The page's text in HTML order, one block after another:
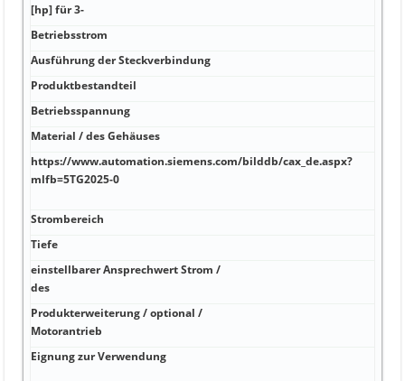
[hp] für 3-
Betriebsstrom
Ausführung der Steckverbindung
Produktbestandteil
Betriebsspannung
Material / des Gehäuses
https://www.automation.siemens.com/bilddb/cax_de.aspx?
mlfb=5TG2025-0
Strombereich
Tiefe
einstellbarer Ansprechwert Strom /
des
Produkterweiterung / optional /
Motorantrieb
Eignung zur Verwendung